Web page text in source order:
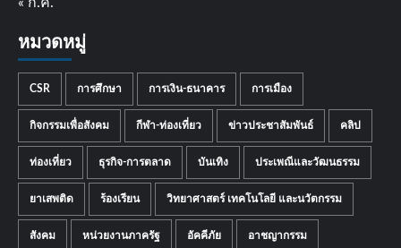
« ก.ค.
หมวดหมู่
CSR การศึกษา การเงิน-ธนาคาร การเมือง
กิจกรรมเพื่อสังคม กีฬา-ท่องเที่ยว ข่าวประชาสัมพันธ์ คลิป
ท่องเที่ยว ธุรกิจ-การตลาด บันเทิง ประเพณีและวัฒนธรรม
ยาเสพติด ร้องเรียน วิทยาศาสตร์ เทคโนโลยี และนวัตกรรม
สังคม หน่วยงานภาครัฐ อัคคีภัย อาชญากรรม